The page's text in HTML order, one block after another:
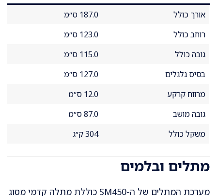
אורך כולל
187.0 ס״מ
רוחב כולל
123.0 ס״מ
גובה כולל
115.0 ס״מ
בסיס גלגלים
127.0 ס״מ
מרווח קרקע
12.0 ס״מ
גובה מושב
87.0 ס״מ
משקל כולל
304 ק״ג
מתלים ובלמים
מערכת המתלים של ה-SM450 כוללת מתלה קדמי מסוג